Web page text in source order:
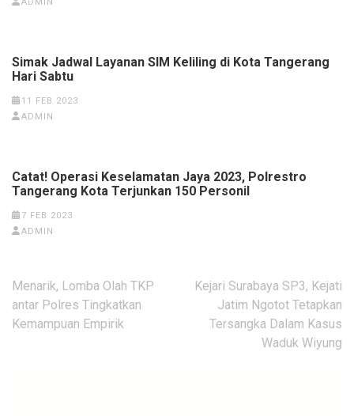
Simak Jadwal Layanan SIM Keliling di Kota Tangerang
Hari Sabtu
11 FEB 2023
ADMIN
Catat! Operasi Keselamatan Jaya 2023, Polrestro
Tangerang Kota Terjunkan 150 Personil
7 FEB 2023
ADMIN
Navigasi
pos
Menarik, Lomba Olah TKP
antar Polres Tingkatkan
Kemampuan Empirik
Kejari Surabaya SP3, Kejati
Jatim Ngotot Tetapkan
Tersangka Dalam Kasus
Waduk Wiyung